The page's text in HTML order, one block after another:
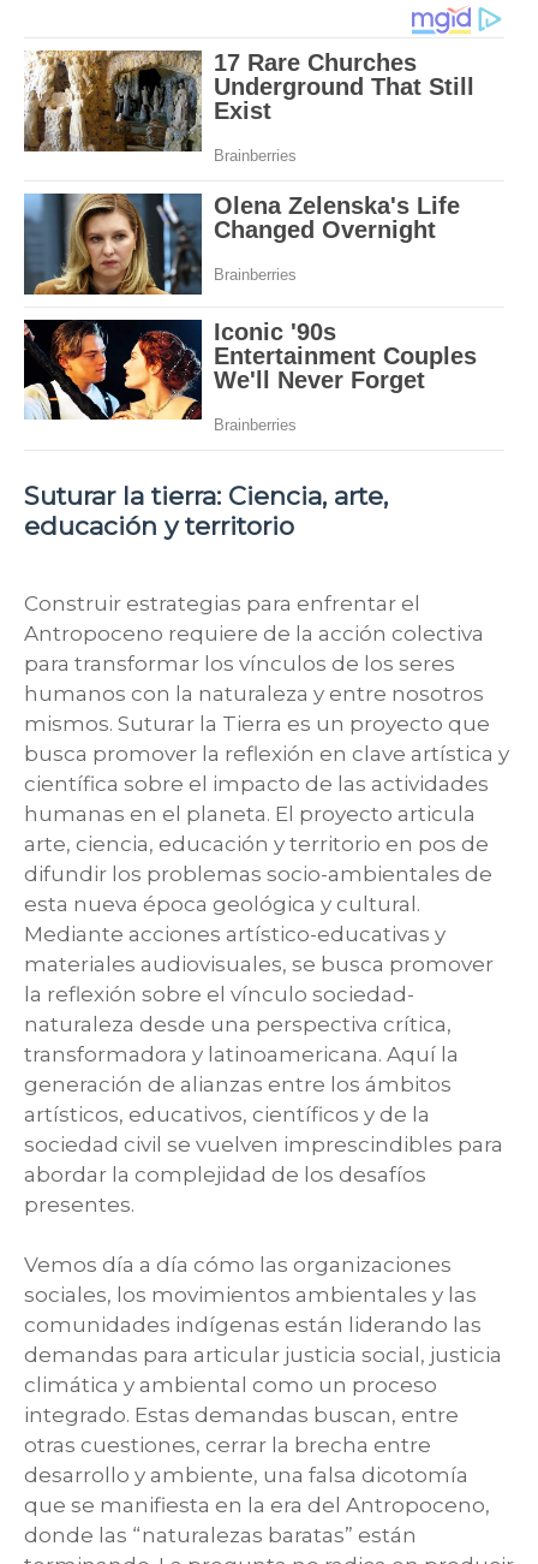
Suturar la tierra: Ciencia, arte,
educación y territorio
Construir estrategias para enfrentar el
Antropoceno requiere de la acción colectiva
para transformar los vínculos de los seres
humanos con la naturaleza y entre nosotros
mismos. Suturar la Tierra es un proyecto que
busca promover la reflexión en clave artística y
científica sobre el impacto de las actividades
humanas en el planeta. El proyecto articula
arte, ciencia, educación y territorio en pos de
difundir los problemas socio-ambientales de
esta nueva época geológica y cultural.
Mediante acciones artístico-educativas y
materiales audiovisuales, se busca promover
la reflexión sobre el vínculo sociedad-
naturaleza desde una perspectiva crítica,
transformadora y latinoamericana. Aquí la
generación de alianzas entre los ámbitos
artísticos, educativos, científicos y de la
sociedad civil se vuelven imprescindibles para
abordar la complejidad de los desafíos
presentes.
Vemos día a día cómo las organizaciones
sociales, los movimientos ambientales y las
comunidades indígenas están liderando las
demandas para articular justicia social, justicia
climática y ambiental como un proceso
integrado. Estas demandas buscan, entre
otras cuestiones, cerrar la brecha entre
desarrollo y ambiente, una falsa dicotomía
que se manifiesta en la era del Antropoceno,
donde las “naturalezas baratas” están